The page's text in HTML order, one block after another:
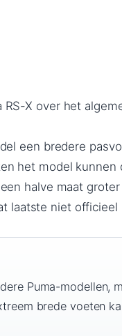
RS-X over het
een bredere
het model kunnen
halve maat
laatste niet officieel
Puma-modellen,
brede voeten